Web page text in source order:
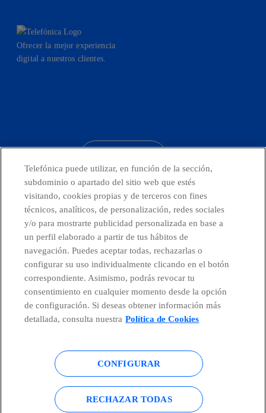
Ofrecer la mejor experiencia
digital a nuestros clientes.
Telefónica en redes sociales
Canal de Denuncias
Centro Global Transparencia
Política de cookies Aviso legal
Accesibilidad Política de privacidad
Telefónica puede utilizar, en función de la sección,
subdominio o apartado del sitio web que estés
visitando, cookies propias y de terceros con fines
técnicos, analíticos, de personalización, redes sociales
y/o para mostrarte publicidad personalizada en base a
un perfil elaborado a partir de tus hábitos de
navegación. Puedes aceptar todas, rechazarlas o
configurar su uso individualmente clicando en el botón
correspondiente. Asimismo, podrás revocar tu
consentimiento en cualquier momento desde la opción
de configuración. Si deseas obtener información más
detallada, consulta nuestra Política de Cookies
CONFIGURAR
RECHAZAR TODAS